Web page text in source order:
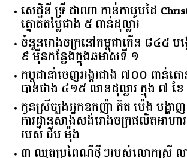
សេដ្ឋិនី ទ្រី ដាណា កាន់កាបូបដៃ
ត្នោតតម្លៃជាង ៥ ពាន់ដុល្លារ
ចំនួន​រោងចក្រ​នៅ​កម្ពុជា​កើន​ ​៨៤៥​ ​បង្កើ
​៩​ ​ម៉ឺន​កន្លែង​ក្នុង​ឆមាស​ទី ​១​
កម្ពុជានាំចេញអង្ករជាង ៧០០ ពាន់
បានជាង ៤១៥ លានដុល្លារ ក្នុង ៧ ខែ
កូនស្រីច្បងអ្នកឧកញ៉ា គិត ម៉េង បង្ហាញ
ការដ្ឋានសាងសង់រោងចក្រផលិតអាហា
របស់ ជីប ម៉ុង
៣ ឈុតប្រពៃណីថ្មីៗរបស់លោកស្រី ល